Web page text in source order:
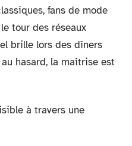
fans de mode
tour des réseaux
brille lors des dîners
hasard, la maîtrise est
à travers une